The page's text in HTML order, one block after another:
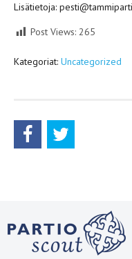
Lisätietoja:
Post Views: 265
Kategoriat: Uncategorized